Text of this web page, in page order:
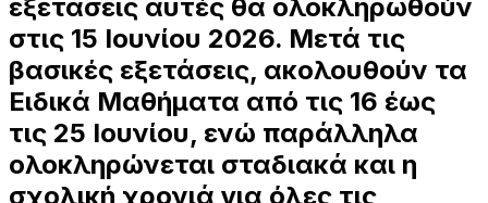
εξετάσεις αυτές θα ολοκληρωθούν
στις 15 Ιουνίου 2026. Μετά τις
βασικές εξετάσεις, ακολουθούν τα
Ειδικά Μαθήματα από τις 16 έως
τις 25 Ιουνίου, ενώ παράλληλα
ολοκληρώνεται σταδιακά και η
σχολική χρονιά για όλες τις